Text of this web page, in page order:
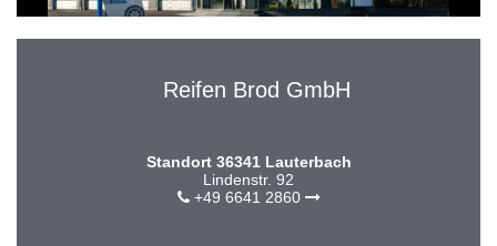
Reifen Brod GmbH
Standort 36341 Lauterbach
Lindenstr. 92
+49 6641 2860